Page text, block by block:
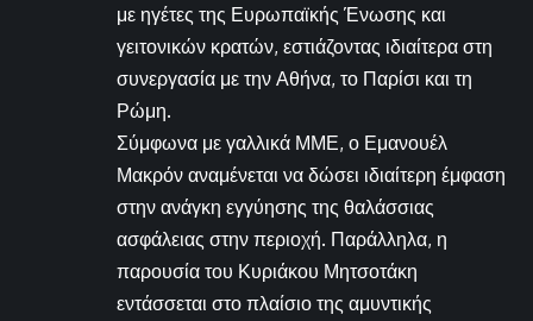
με ηγέτες της Ευρωπαϊκής Ένωσης και
γειτονικών κρατών, εστιάζοντας ιδιαίτερα στη
συνεργασία με την Αθήνα, το Παρίσι και τη
Ρώμη.
Σύμφωνα με γαλλικά ΜΜΕ, ο Εμανουέλ
Μακρόν αναμένεται να δώσει ιδιαίτερη έμφαση
στην ανάγκη εγγύησης της θαλάσσιας
ασφάλειας στην περιοχή. Παράλληλα, η
παρουσία του Κυριάκου Μητσοτάκη
εντάσσεται στο πλαίσιο της αμυντικής